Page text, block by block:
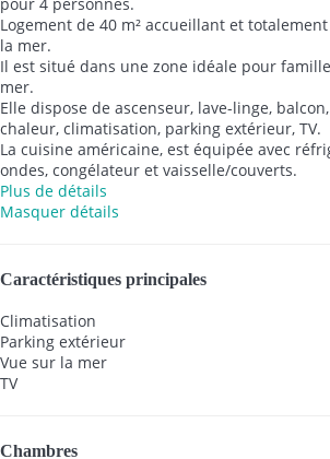
pour 4 personnes.
Logement de 40 m² accueillant et
la mer.
Il est situé dans une zone idéale pour
mer.
Elle dispose de ascenseur, lave-linge,
chaleur, climatisation, parking extérieur, TV.
La cuisine américaine, est équipée avec
ondes, congélateur et vaisselle/couverts.
Plus de détails
Masquer détails
Caractéristiques principales
Climatisation
Parking extérieur
Vue sur la mer
TV
Chambres